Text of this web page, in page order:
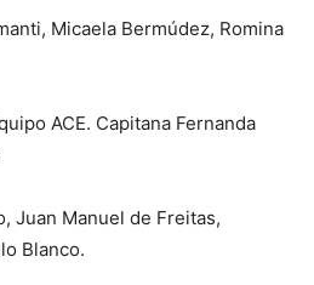
Micaela Bermúdez, Romina
ACE. Capitana Fernanda
Juan Manuel de Freitas,
Blanco.